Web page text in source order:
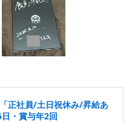
正社員/土日祝休み/昇給あ
・賞与年2回